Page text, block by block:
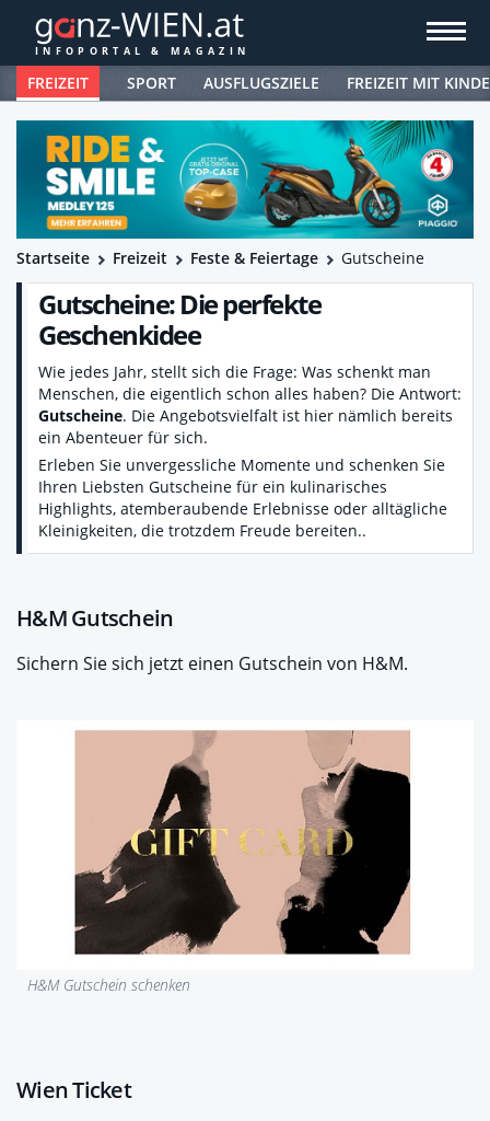
FREIZEIT SPORT AUSFLUGSZIELE FREIZEIT MIT
Startseite Freizeit Feste & Feiertage Gutscheine
Gutscheine: Die perfekte
Geschenkidee
Wie jedes Jahr, stellt sich die Frage: Was schenkt man
Menschen, die eigentlich schon alles haben? Die Antwort:
Gutscheine. Die Angebotsvielfalt ist hier nämlich bereits
ein Abenteuer für sich.
Erleben Sie unvergessliche Momente und schenken Sie
Ihren Liebsten Gutscheine für ein kulinarisches
Highlights, atemberaubende Erlebnisse oder alltägliche
Kleinigkeiten, die trotzdem Freude bereiten..
H&M Gutschein
Sichern Sie sich jetzt einen Gutschein von H&M.
H&M Gutschein schenken
Wien Ticket